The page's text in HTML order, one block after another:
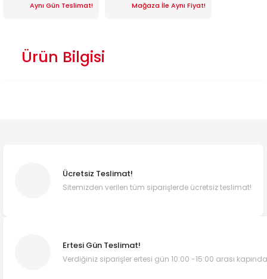
Aynı Gün Teslimat! Mağaza İle Aynı Fiyat!
Ürün Bilgisi
Ücretsiz Teslimat!
Sitemizden verilen tüm siparişlerde ücretsiz teslimat!
Ertesi Gün Teslimat!
Verdiğiniz siparişler ertesi gün 10:00 -15:00 arası